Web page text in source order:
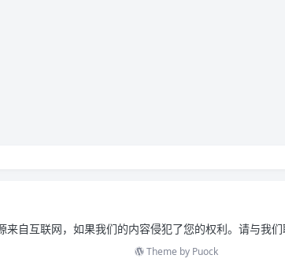
来自互联网，如果我们的内容侵犯了您的权利。请与我
Theme by Puock